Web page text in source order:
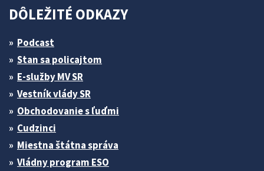
DÔLEŽITÉ ODKAZY
Podcast
Stan sa policajtom
E-služby MV SR
Vestník vlády SR
Obchodovanie s ľuďmi
Cudzinci
Miestna štátna správa
Vládny program ESO